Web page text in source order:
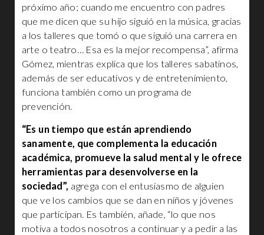
próximo año; cuando me encuentro con padres
que me dicen que su hijo siguió en la música, gracias
a los talleres que tomó o que siguió una carrera en
arte o teatro… Esa es la mejor recompensa”, afirma
Gómez, mientras explica que los talleres sabatinos,
además de ser educativos y de entretenimiento,
funciona también como un programa de
prevención.
“Es un tiempo que están aprendiendo
sanamente, que complementa la educación
académica, promueve la salud mental y le ofrece
herramientas para desenvolverse en la
sociedad”, agrega con el entusiasmo de alguien
que ve los cambios que se dan en niños y jóvenes
que participan. Es también, añade, “lo que nos
motiva a todos nosotros a continuar y a pedir a las